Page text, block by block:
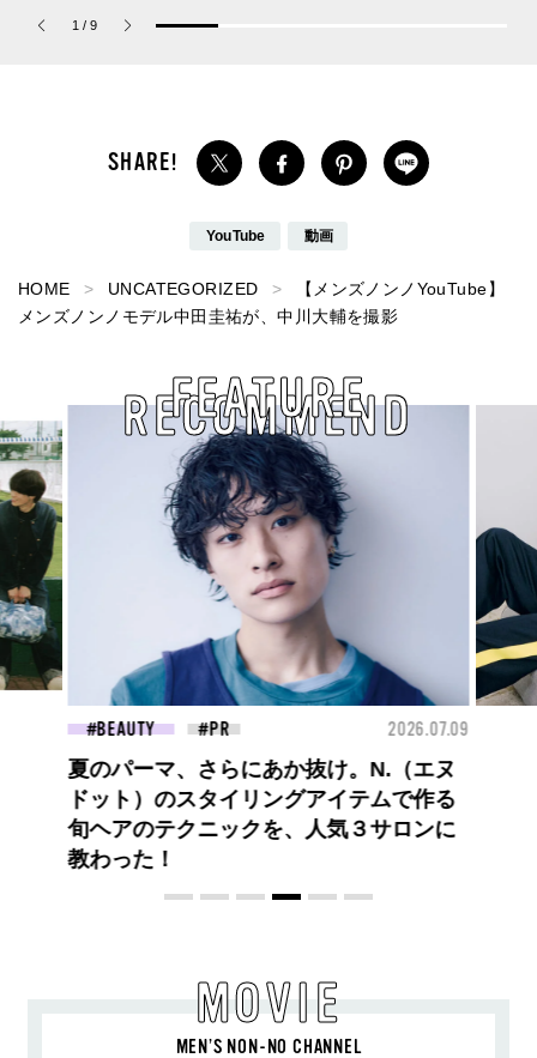
パルファム」
1 / 9
YouTube 動画
HOME UNCATEGORIZED
【メンズノンノYouTube】
メンズノンノモデル中田圭祐が、中川大輔を撮影
RECOMMEND
FEATURE
2026.07.09
らにあか抜け。N.（エヌ
イリングアイテムで作る
ックを、人気３サロンに
MOVIE
MEN’S NON-NO CHANNEL